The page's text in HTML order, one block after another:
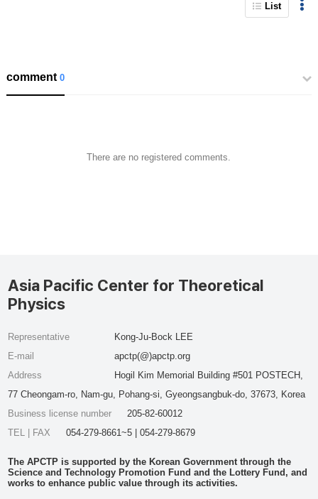
List
comment0
There are no registered comments.
Asia Pacific Center for Theoretical
Physics
Representative
Kong-Ju-Bock LEE
E-mail
apctp(@)apctp.org
Address
Hogil Kim Memorial Building #501 POSTECH,
77 Cheongam-ro, Nam-gu, Pohang-si, Gyeongsangbuk-do, 37673, Korea
Business license number
205-82-60012
TEL | FAX
054-279-8661~5 | 054-279-8679
The APCTP is supported by the Korean Government through the
Science and Technology Promotion Fund and the Lottery Fund, and
works to enhance public value through its activities.